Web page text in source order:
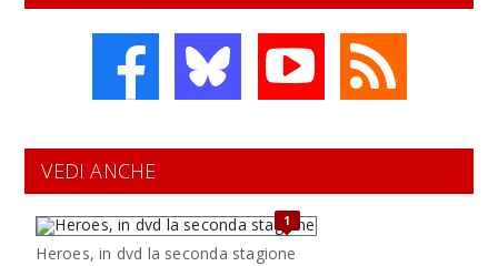
VEDI ANCHE
1
Heroes, in dvd la seconda stagione